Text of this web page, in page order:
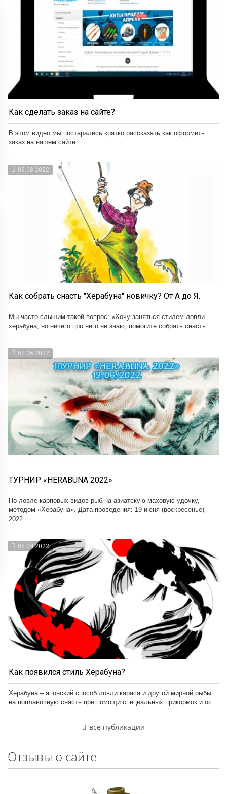
Как сделать заказ на сайте?
В этом видео мы постарались кратко рассказать как оформить
заказ на нашем сайте.
09.08.2022
Как собрать снасть "Херабуна" новичку? От А до Я.
Мы часто слышим такой вопрос: «Хочу заняться стилем ловли
херабуна, но ничего про него не знаю, помогите собрать снасть...
07.06.2022
ТУРНИР «HERABUNA 2022»
По ловле карповых видов рыб на азиатскую маховую удочку,
методом «Херабуна». Дата проведения: 19 июня (воскресенье)
2022...
05.04.2022
Как появился стиль Херабуна?
Херабуна – японский способ ловли карася и другой мирной рыбы
на поплавочную снасть при помощи специальных прикормок и ос...
все публикации
Отзывы о сайте